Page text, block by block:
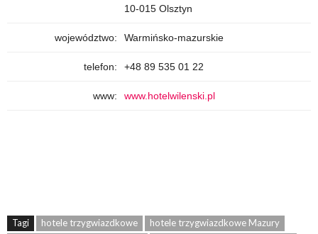
10-015 Olsztyn
województwo: Warmińsko-mazurskie
telefon: +48 89 535 01 22
www: www.hotelwilenski.pl
Tagi hotele trzygwiazdkowe
hotele trzygwiazdkowe Mazury